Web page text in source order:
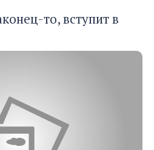
то, вступит в